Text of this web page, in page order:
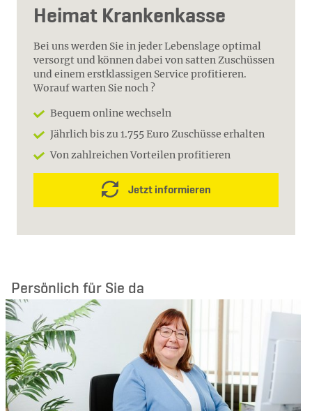
Heimat Krankenkasse
Bei uns werden Sie in jeder Lebenslage optimal
versorgt und können dabei von satten Zuschüssen
und einem erstklassigen Service profitieren.
Worauf warten Sie noch ?
Bequem online wechseln
Jährlich bis zu 1.755 Euro Zuschüsse erhalten
Von zahlreichen Vorteilen profitieren
Jetzt informieren
Persönlich für Sie da